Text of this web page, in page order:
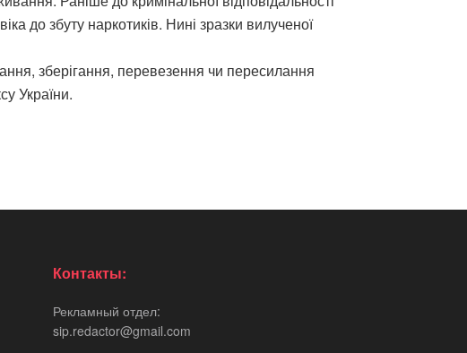
до збуту наркотиків. Нині зразки вилученої
зберігання, перевезення чи пересилання
України.
Контакты:
Рекламный отдел:
sip.redactor@gmail.com